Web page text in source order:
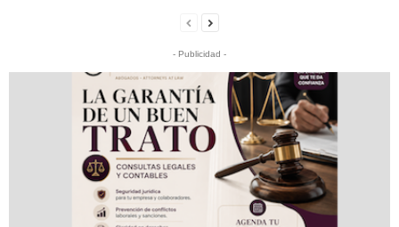
- Publicidad -